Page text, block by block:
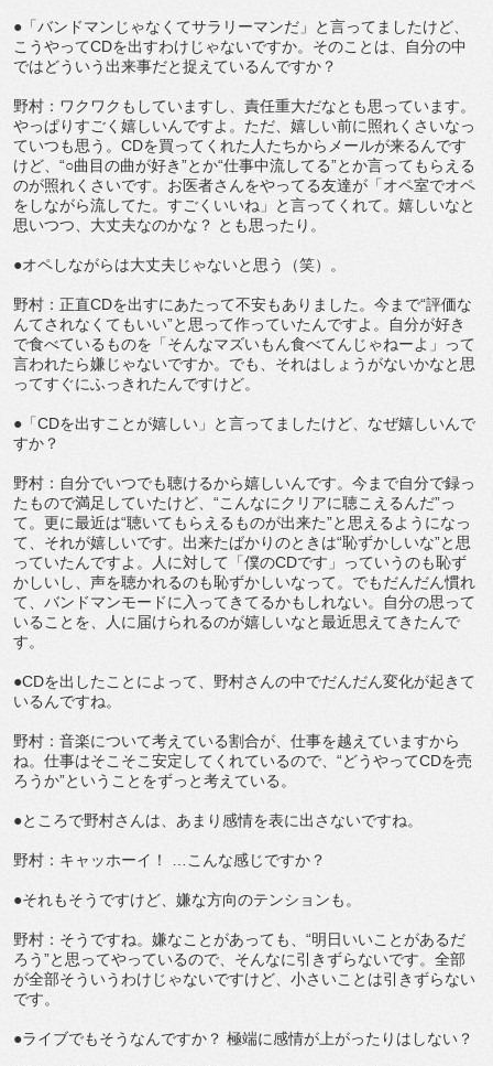
●「バンドマンじゃなくてサラリーマンだ」と言ってましたけど、
こうやってCDを出すわけじゃないですか。そのことは、自分の中
ではどういう出来事だと捉えているんですか？
野村：ワクワクもしていますし、責任重大だなとも思っています。
やっぱりすごく嬉しいんですよ。ただ、嬉しい前に照れくさいなっ
ていつも思う。CDを買ってくれた人たちからメールが来るんです
けど、“○曲目の曲が好き”とか“仕事中流してる”とか言ってもらえる
のが照れくさいです。お医者さんをやってる友達が「オペ室でオペ
をしながら流してた。すごくいいね」と言ってくれて。嬉しいなと
思いつつ、大丈夫なのかな？ とも思ったり。
●オペしながらは大丈夫じゃないと思う（笑）。
野村：正直CDを出すにあたって不安もありました。今まで“評価な
んてされなくてもいい”と思って作っていたんですよ。自分が好き
で食べているものを「そんなマズいもん食べてんじゃねーよ」って
言われたら嫌じゃないですか。でも、それはしょうがないかなと思
ってすぐにふっきれたんですけど。
●「CDを出すことが嬉しい」と言ってましたけど、なぜ嬉しいんで
すか？
野村：自分でいつでも聴けるから嬉しいんです。今まで自分で録っ
たもので満足していたけど、“こんなにクリアに聴こえるんだ”っ
て。更に最近は“聴いてもらえるものが出来た”と思えるようになっ
て、それが嬉しいです。出来たばかりのときは“恥ずかしいな”と思
っていたんですよ。人に対して「僕のCDです」っていうのも恥ず
かしいし、声を聴かれるのも恥ずかしいなって。でもだんだん慣れ
て、バンドマンモードに入ってきてるかもしれない。自分の思って
いることを、人に届けられるのが嬉しいなと最近思えてきたんで
す。
●CDを出したことによって、野村さんの中でだんだん変化が起きて
いるんですね。
野村：音楽について考えている割合が、仕事を越えていますから
ね。仕事はそこそこ安定してくれているので、“どうやってCDを売
ろうか”ということをずっと考えている。
●ところで野村さんは、あまり感情を表に出さないですね。
野村：キャッホーイ！ …こんな感じですか？
●それもそうですけど、嫌な方向のテンションも。
野村：そうですね。嫌なことがあっても、“明日いいことがあるだ
ろう”と思ってやっているので、そんなに引きずらないです。全部
が全部そういうわけじゃないですけど、小さいことは引きずらない
です。
●ライブでもそうなんですか？ 極端に感情が上がったりはしない？